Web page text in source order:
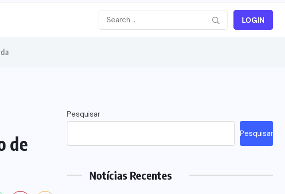
LOGIN
de
Pesquisar
Pesquisar
Notícias Recentes